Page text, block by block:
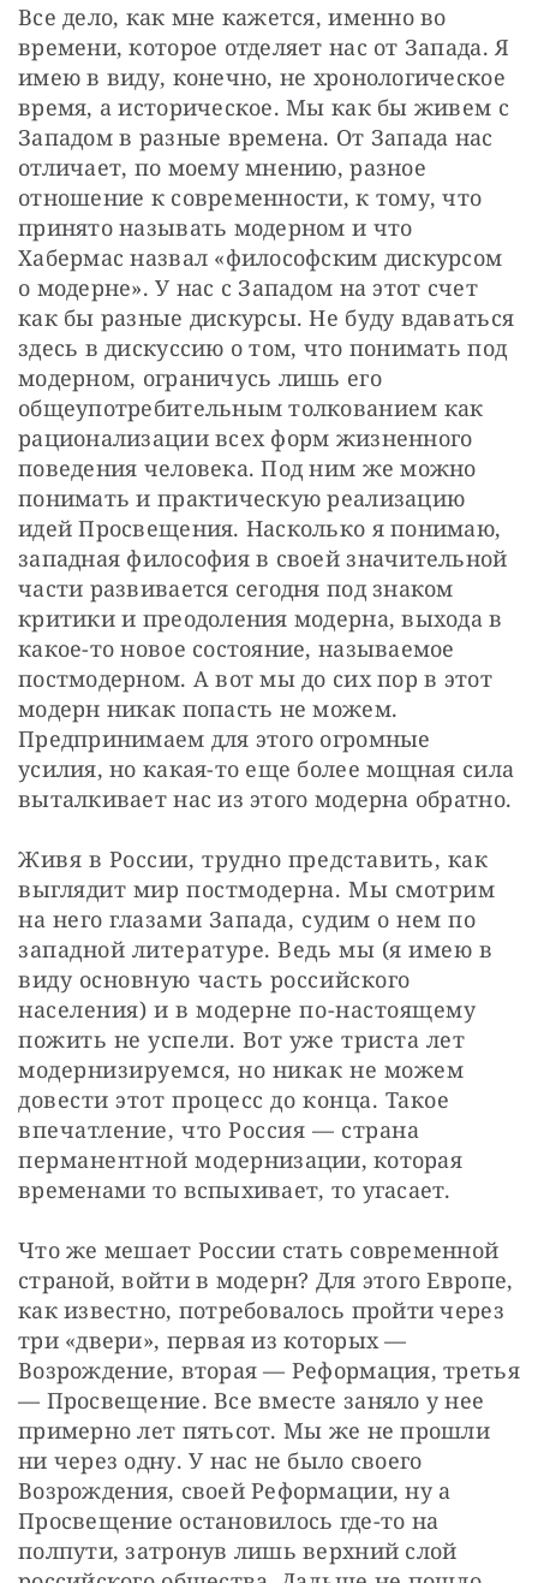
Все дело, как мне кажется, именно во
времени, которое отделяет нас от Запада. Я
имею в виду, конечно, не хронологическое
время, а историческое. Мы как бы живем с
Западом в разные времена. От Запада нас
отличает, по моему мнению, разное
отношение к современности, к тому, что
принято называть модерном и что
Хабермас назвал «философским дискурсом
о модерне». У нас с Западом на этот счет
как бы разные дискурсы. Не буду вдаваться
здесь в дискуссию о том, что понимать под
модерном, ограничусь лишь его
общеупотребительным толкованием как
рационализации всех форм жизненного
поведения человека. Под ним же можно
понимать и практическую реализацию
идей Просвещения. Насколько я понимаю,
западная философия в своей значительной
части развивается сегодня под знаком
критики и преодоления модерна, выхода в
какое-то новое состояние, называемое
постмодерном. А вот мы до сих пор в этот
модерн никак попасть не можем.
Предпринимаем для этого огромные
усилия, но какая-то еще более мощная сила
выталкивает нас из этого модерна обратно.
Живя в России, трудно представить, как
выглядит мир постмодерна. Мы смотрим
на него глазами Запада, судим о нем по
западной литературе. Ведь мы (я имею в
виду основную часть российского
населения) и в модерне по-настоящему
пожить не успели. Вот уже триста лет
модернизируемся, но никак не можем
довести этот процесс до конца. Такое
впечатление, что Россия — страна
перманентной модернизации, которая
временами то вспыхивает, то угасает.
Что же мешает России стать современной
страной, войти в модерн? Для этого Европе,
как известно, потребовалось пройти через
три «двери», первая из которых —
Возрождение, вторая — Реформация, третья
— Просвещение. Все вместе заняло у нее
примерно лет пятьсот. Мы же не прошли
ни через одну. У нас не было своего
Возрождения, своей Реформации, ну а
Просвещение остановилось где-то на
полпути, затронув лишь верхний слой